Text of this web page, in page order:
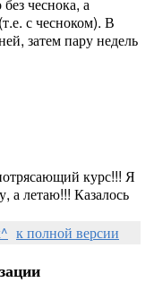
с чесноком). В
затем пару недель
курс!!! Я
а летаю!!! Казалось
к полной версии